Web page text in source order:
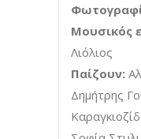
Μουσικός
Λιόλιος
Παίζουν:
Δημήτρης